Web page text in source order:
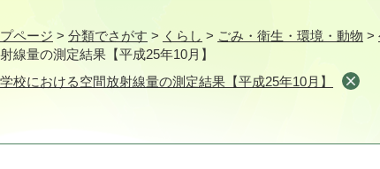
ページ > 分類でさがす > くらし > ごみ・衛生・環境・動物 >
線量の測定結果【平成25年10月】
校における空間放射線量の測定結果【平成25年10月】